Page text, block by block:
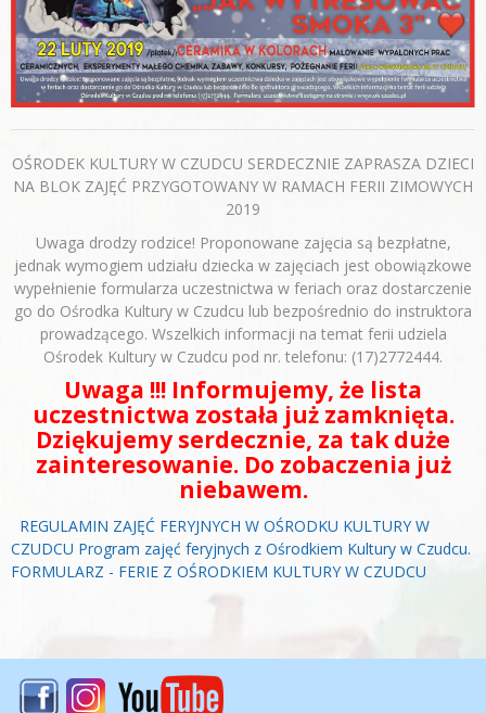
OŚRODEK KULTURY W CZUDCU SERDECZNIE ZAPRASZA DZIECI
NA BLOK ZAJĘĆ PRZYGOTOWANY W RAMACH FERII ZIMOWYCH
2019
Uwaga drodzy rodzice! Proponowane zajęcia są bezpłatne,
jednak wymogiem udziału dziecka w zajęciach jest obowiązkowe
wypełnienie formularza uczestnictwa w feriach oraz dostarczenie
go do Ośrodka Kultury w Czudcu lub bezpośrednio do instruktora
prowadzącego. Wszelkich informacji na temat ferii udziela
Ośrodek Kultury w Czudcu pod nr. telefonu: (17)2772444.
Uwaga !!! Informujemy, że lista
uczestnictwa została już zamknięta.
Dziękujemy serdecznie, za tak duże
zainteresowanie. Do zobaczenia już
niebawem.
REGULAMIN ZAJĘĆ FERYJNYCH W OŚRODKU KULTURY W
CZUDCU Program zajęć feryjnych z Ośrodkiem Kultury w Czudcu.
FORMULARZ - FERIE Z OŚRODKIEM KULTURY W CZUDCU